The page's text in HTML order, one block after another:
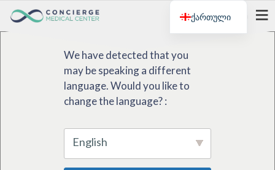
We have detected that you
may be speaking a different
language. Would you like to
change the language? :
English
მენიუ
ქართული